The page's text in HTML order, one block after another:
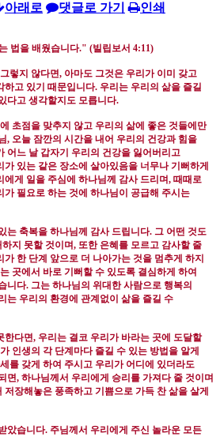
아래로 댓글로 가기 인쇄
법을 배웠습니다." (빌립보서 4:11)
그렇지 않다면, 아마도 그것은 우리가 이미 갖고
하고 있기 때문입니다. 우리는 우리의 삶을 즐길
다고 생각할지도 모릅니다.
초점을 맞추지 않고 우리의 삶에 좋은 것들에만
, 오늘 잠깐의 시간을 내어 우리의 건강과 힘을
어느 날 갑자기 우리의 건강을 잃어버리고
가 있는 같은 장소에 살아있음을 너무나 기뻐하게
에게 일을 주심에 하나님께 감사 드리며, 때때로
가 필요로 하는 것에 하나님이 공급해 주시는
는 축복을 하나님께 감사 드립니다. 그 어떤 것도
지 못할 것이며, 또한 은혜를 모르고 감사할 줄
한 단계 앞으로 더 나아가는 것을 멈추게 하지
곳에서 바로 기뻐할 수 있도록 결심하게 하여
니다. 그는 하나님의 위대한 사람으로 행복의
는 우리의 환경에 관계없이 삶을 즐길 수
한다면, 우리는 결코 우리가 바라는 곳에 도달할
인생의 각 단계마다 즐길 수 있는 방법을 알게
를 갖게 하여 주시고 우리가 어디에 있더라도
면, 하나님께서 우리에게 승리를 가져다 줄 것이며
장해놓은 풍족하고 기쁨으로 가득 찬 삶을 살게
았습니다. 주님께서 우리에게 주신 놀라운 모든